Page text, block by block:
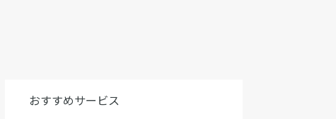
おすすめサービス